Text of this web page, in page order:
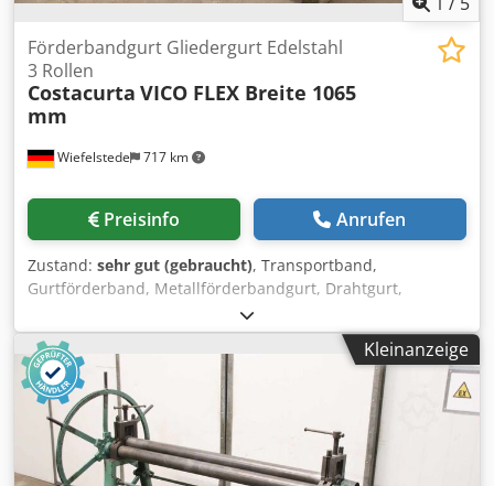
Wiefelstede 717 km
Förderbandgurt Gliedergurt Edelstahl
3 Rollen
Costacurta VICO FLEX Breite 1065
mm
Preisinfo Anrufen
Zustand: sehr gut (gebraucht), Transportband,
Gurtförderband, Metallförderbandgurt, Drahtgurt,
Gliedergurt, Runddraht-Gliedergurt, Drahtösengliedergurt,
Drahtösen-Gliedergurt -Hersteller: Costacurta,
Förderbandgurt Runddraht-Gliedergurt Edelstahl 3 Rollen
-Typ: VICO FLEX -Breite: 1065 mm Djdpfxsx Ew Ivs Anyowa -
Länge: 25 m / 16,62 m / 25,14 m, Gewicht 370 kg / 246 kg /
372 kg -Höhe: 15 mm -Abgabe/Preis: komplett -
Transportabmessung: 2350/1265/H940 mm -Gewicht ges:
1100 kg
Kleinanzeige